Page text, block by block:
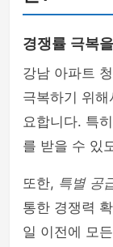
경쟁률 극복
강남 아파트
극복하기 위해
요합니다. 특
를 받을 수 있
또한, 특별 공
통한 경쟁력
일 이전에 모